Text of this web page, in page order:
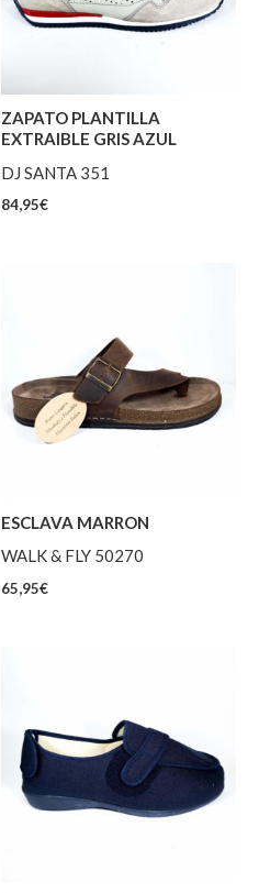
ZAPATO PLANTILLA
EXTRAIBLE GRIS AZUL
DJ SANTA 351
84,95€
ESCLAVA MARRON
WALK & FLY 50270
65,95€